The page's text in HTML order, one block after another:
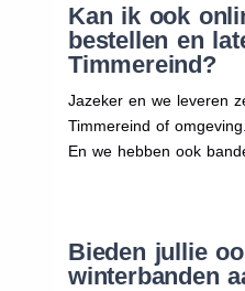
Kan ik ook
bestellen en
Timmereind?
Jazeker en we leveren
Timmereind of omgeving.
En we hebben ook
Bieden jullie
winterbanden